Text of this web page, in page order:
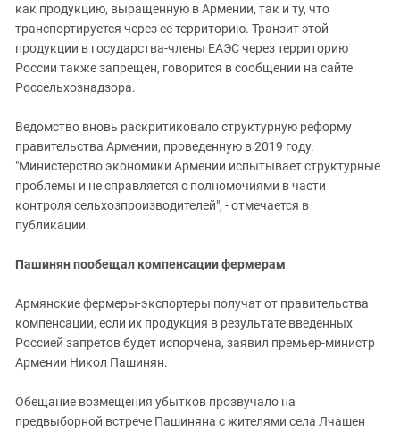
как продукцию, выращенную в Армении, так и ту, что
транспортируется через ее территорию. Транзит этой
продукции в государства-члены ЕАЭС через территорию
России также запрещен, говорится в сообщении на сайте
Россельхознадзора.
Ведомство вновь раскритиковало структурную реформу
правительства Армении, проведенную в 2019 году.
"Министерство экономики Армении испытывает структурные
проблемы и не справляется с полномочиями в части
контроля сельхозпроизводителей", - отмечается в
публикации.
Пашинян пообещал компенсации фермерам
Армянские фермеры-экспортеры получат от правительства
компенсации, если их продукция в результате введенных
Россией запретов будет испорчена, заявил премьер-министр
Армении Никол Пашинян.
Обещание возмещения убытков прозвучало на
предвыборной встрече Пашиняна с жителями села Лчашен